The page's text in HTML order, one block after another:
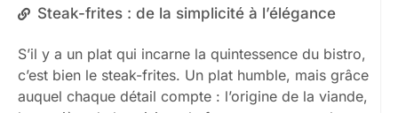
Steak-frites : de la simplicité à l’élégance
S’il y a un plat qui incarne la quintessence du bistro,
c’est bien le steak-frites. Un plat humble, mais grâce
auquel chaque détail compte : l’origine de la viande,